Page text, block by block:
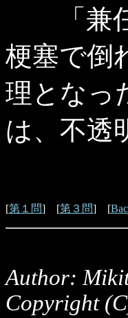
「兼任
梗塞で倒
理となっ
は、不透
[第１問] [第３問] [
Author:
Copyright